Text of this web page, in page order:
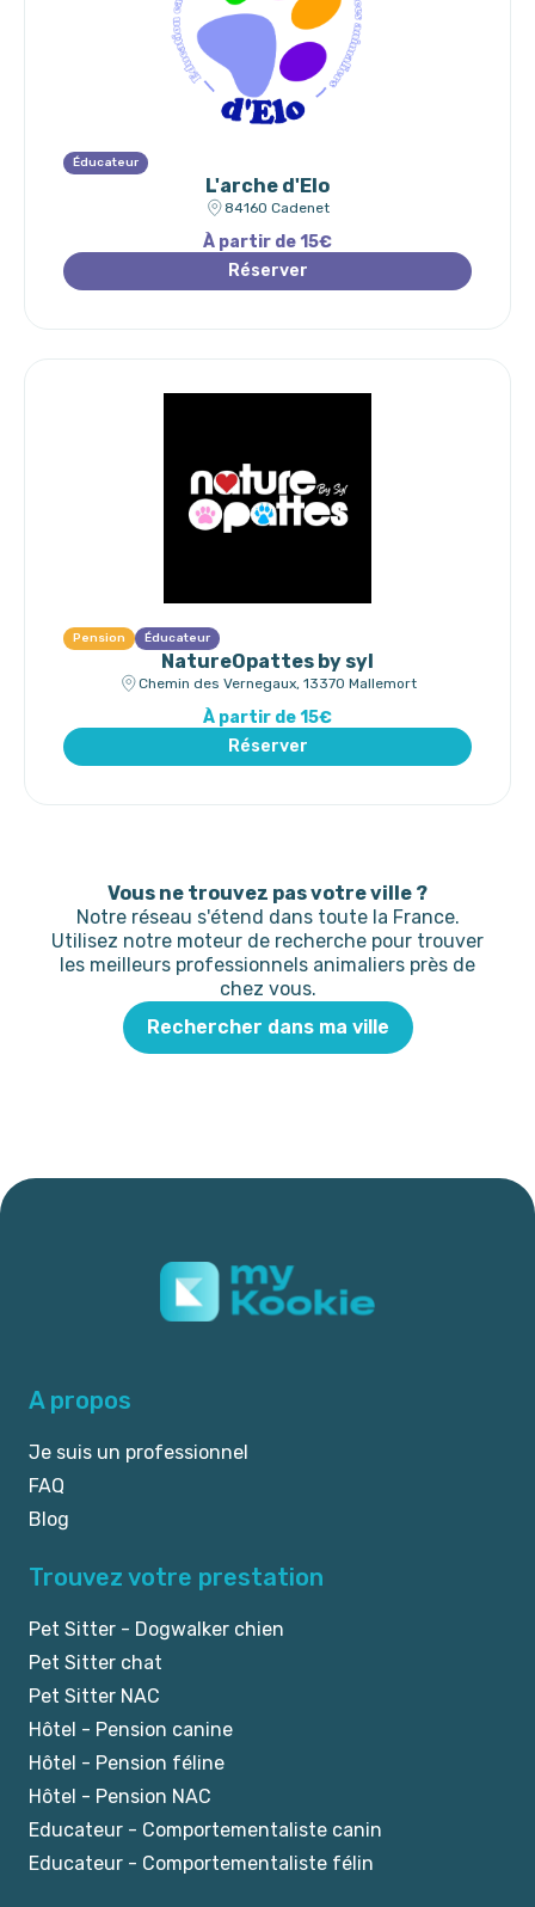
Éducateur
L'arche d'Elo
84160 Cadenet
À partir de 15€
Réserver
Pension Éducateur
NatureOpattes by syl
Chemin des Vernegaux, 13370 Mallemort
À partir de 15€
Réserver
Vous ne trouvez pas votre ville ?
Notre réseau s'étend dans toute la France.
Utilisez notre moteur de recherche pour trouver
les meilleurs professionnels animaliers près de
chez vous.
Rechercher dans ma ville
A propos
Je suis un professionnel
FAQ
Blog
Trouvez votre prestation
Pet Sitter - Dogwalker chien
Pet Sitter chat
Pet Sitter NAC
Hôtel - Pension canine
Hôtel - Pension féline
Hôtel - Pension NAC
Educateur - Comportementaliste canin
Educateur - Comportementaliste félin